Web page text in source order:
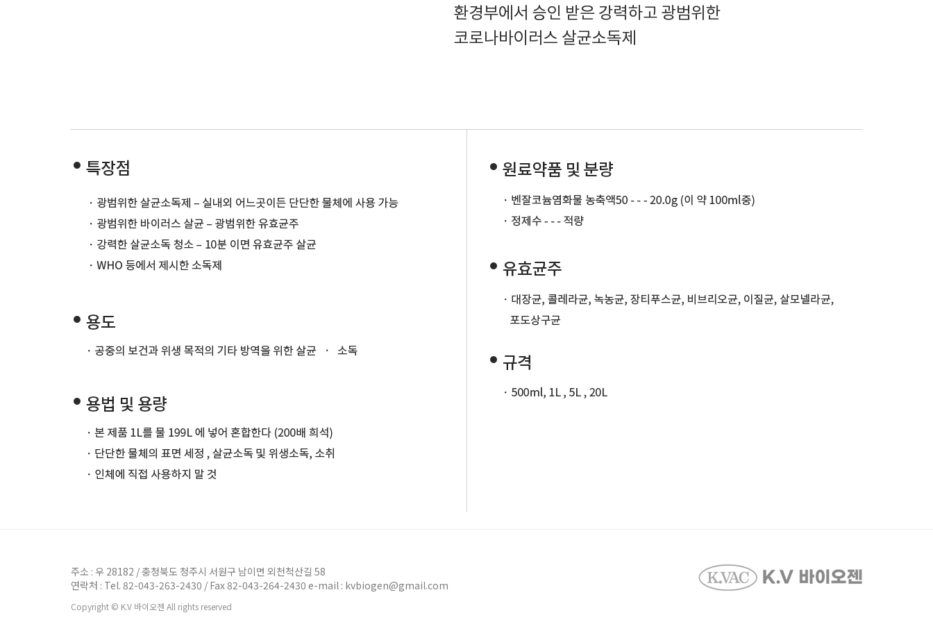
주소 : 우 28182 / 충청북도 청주시 서원구 남이면 외천척산길 58
연락처 : Tel. 82-043-263-2430 / Fax 82-043-264-2430 e-mail : kvbiogen@gmail.com
Copyright © K.V 바이오젠 All rights reserved